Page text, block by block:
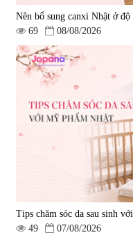
Nên bổ sung canxi Nhật ở
69
08/08/2026
Tips chăm sóc da sau sinh
49
07/08/2026